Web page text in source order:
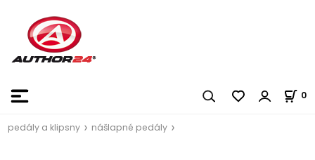
0
pedály a klipsny nášlapné pedály